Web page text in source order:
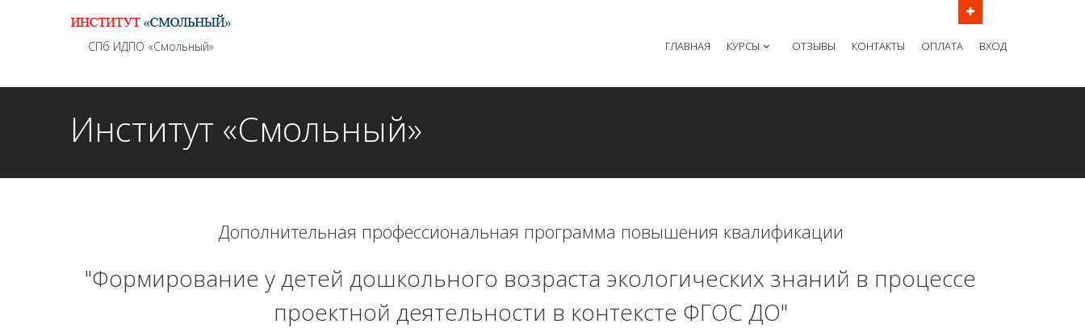
mail@institutsmolnyj.ru
СПб ИДПО «Смольный» ГЛАВНАЯ КУРСЫ ОТЗЫВЫ КОНТАКТЫ ОПЛАТА ВХОД
Институт «Смольный»
Дополнительная профессиональная программа повышения квалификации
"Формирование у детей дошкольного возраста экологических знаний в процессе
проектной деятельности в контексте ФГОС ДО"